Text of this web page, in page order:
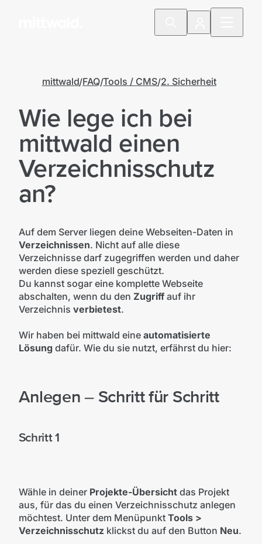
mittwald FAQ Tools / CMS 2. Sicherheit
Wie lege ich bei
mittwald einen
Verzeichnisschutz
an?
Auf dem Server liegen deine Webseiten-Daten in
Verzeichnissen. Nicht auf alle diese
Verzeichnisse darf zugegriffen werden und daher
werden diese speziell geschützt.
Du kannst sogar eine komplette Webseite
abschalten, wenn du den Zugriff auf ihr
Verzeichnis verbietest.
Wir haben bei mittwald eine automatisierte
Lösung dafür. Wie du sie nutzt, erfährst du hier:
Anlegen – Schritt für Schritt
Schritt 1
Wähle in deiner Projekte-Übersichtdas Projekt
aus, für das du einen Verzeichnisschutz anlegen
möchtest. Unter dem Menüpunkt Tools >
Verzeichnisschutzklickst du auf den Button Neu.